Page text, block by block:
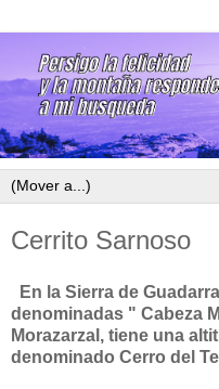
Cerrito Sarnoso
En la Sierra de
denominadas " Cabeza
Morazarzal, tiene una
denominado Cerro del